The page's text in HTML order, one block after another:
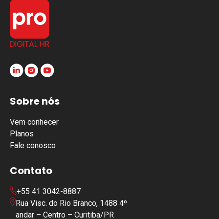
Sobre nós
Vem conhecer
Planos
Fale conosco
Contato
+55 41 3042-8887
Rua Visc. do Rio Branco, 1488 4º
andar – Centro – Curitiba/PR